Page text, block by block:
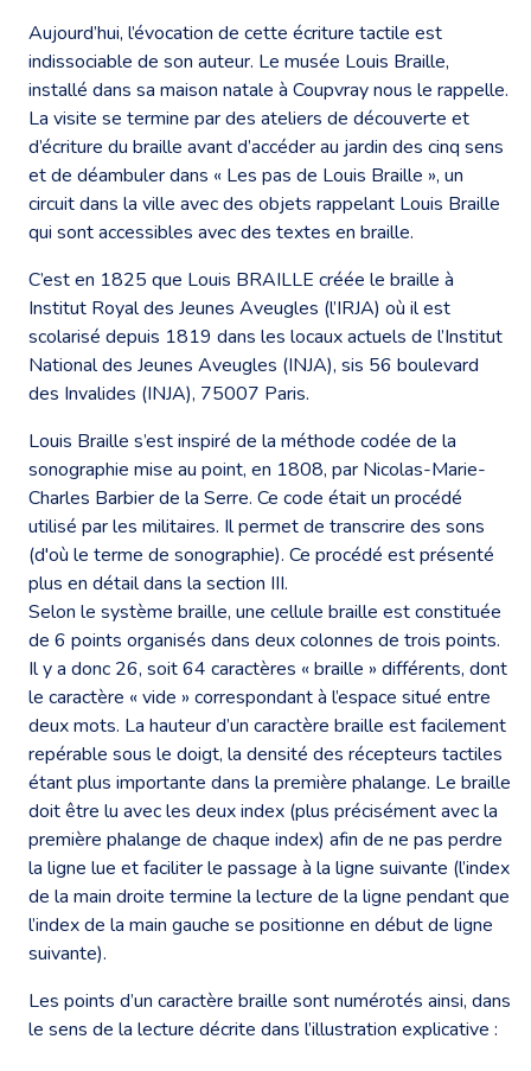
Aujourd’hui, l’évocation de cette écriture tactile est
indissociable de son auteur. Le musée Louis Braille,
installé dans sa maison natale à Coupvray nous le rappelle.
La visite se termine par des ateliers de découverte et
d’écriture du braille avant d’accéder au jardin des cinq sens
et de déambuler dans « Les pas de Louis Braille », un
circuit dans la ville avec des objets rappelant Louis Braille
qui sont accessibles avec des textes en braille.
C’est en 1825 que Louis BRAILLE créée le braille à
Institut Royal des Jeunes Aveugles (l’IRJA) où il est
scolarisé depuis 1819 dans les locaux actuels de l’Institut
National des Jeunes Aveugles (INJA), sis 56 boulevard
des Invalides (INJA), 75007 Paris.
Louis Braille s’est inspiré de la méthode codée de la
sonographie mise au point, en 1808, par Nicolas-Marie-
Charles Barbier de la Serre. Ce code était un procédé
utilisé par les militaires. Il permet de transcrire des sons
(d'où le terme de sonographie). Ce procédé est présenté
plus en détail dans la section III.
Selon le système braille, une cellule braille est constituée
de 6 points organisés dans deux colonnes de trois points.
Il y a donc 26, soit 64 caractères « braille » différents, dont
le caractère « vide » correspondant à l’espace situé entre
deux mots. La hauteur d’un caractère braille est facilement
repérable sous le doigt, la densité des récepteurs tactiles
étant plus importante dans la première phalange. Le braille
doit être lu avec les deux index (plus précisément avec la
première phalange de chaque index) afin de ne pas perdre
la ligne lue et faciliter le passage à la ligne suivante (l’index
de la main droite termine la lecture de la ligne pendant que
l’index de la main gauche se positionne en début de ligne
suivante).
Les points d’un caractère braille sont numérotés ainsi, dans
le sens de la lecture décrite dans l’illustration explicative :